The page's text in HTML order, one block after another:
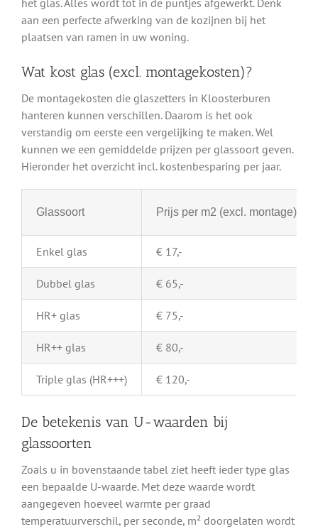
aan een perfecte afwerking van de kozijnen bij het
plaatsen van ramen in uw woning.
Wat kost glas (excl. montagekosten)?
De montagekosten die glaszetters in Kloosterburen
hanteren kunnen verschillen. Daarom is het ook
verstandig om eerste een vergelijking te maken. Wel
kunnen we een gemiddelde prijzen per glassoort geven.
Hieronder het overzicht incl. kostenbesparing per jaar.
Glassoort Prijs per m2 (excl. montage)
Enkel glas € 17,-
Dubbel glas € 65,-
HR+ glas € 75,-
HR++ glas € 80,-
Triple glas (HR+++) € 120,-
De betekenis van U-waarden bij
glassoorten
Zoals u in bovenstaande tabel ziet heeft ieder type glas
een bepaalde U-waarde. Met deze waarde wordt
aangegeven hoeveel warmte per graad
temperatuurverschil, per seconde, m² doorgelaten wordt